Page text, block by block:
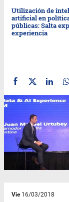
Utilización de
artificial en
públicas: Salta
experiencia
Vie16/03/2018